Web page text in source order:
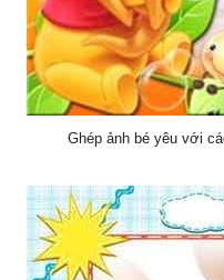
Ghép ảnh bé yêu với